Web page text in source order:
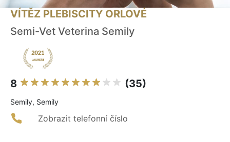
VÍTĚZ PLEBISCITY ORLOVÉ
Semi-Vet Veterina Semily
8 (35)
Semily, Semily
Zobrazit telefonní číslo